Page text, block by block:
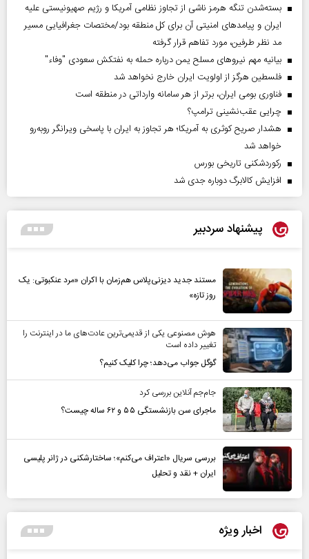
بسته‌شدن تنگه هرمز ناشی از تجاوز نظامی آمریکا و رژیم صهیونیستی علیه
ایران و پیامد‌های امنیتی آن برای کل منطقه بود/مختصات جغرافیایی مسیر
مد نظر طرفین، مورد تفاهم قرار گرفته
بیانیه مهم نیروهای مسلح یمن درباره حمله به نفتکش سعودی "وفاء"
فلسطین هرگز از اولویت ایران خارج نخواهد شد
فناوری بومی ایران، برتر از هر سامانه وارداتی در منطقه است
چرایی عقب‌نشینی ترامپ؟
هشدار صریح کوثری به آمریکا؛ هر تجاوز به ایران با پاسخی ویرانگر روبه‌رو
خواهد شد
رکوردشکنی تاریخی بورس
افزایش کالابرگ دوباره جدی شد
پیشنهاد سردبیر
مستند جدید دیزنی‌پلاس هم‌زمان با اکران «مرد عنکبوتی: یک
روز تازه»
هوش مصنوعی یکی از قدیمی‌ترین عادت‌های ما در اینترنت را
تغییر داده است
گوگل جواب می‌دهد؛ چرا کلیک کنیم؟
جام‌جم آنلاین بررسی کرد
ماجرای سن بازنشستگی ۵۵ و ۶۲ ساله چیست؟
بررسی سریال «اعتراف می‌کنم»؛ ساختارشکنی در ژانر پلیسی
ایران + نقد و تحلیل
اخبار ویژه